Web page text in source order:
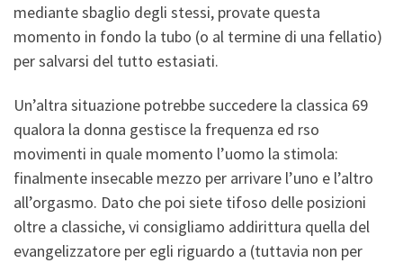
mediante sbaglio degli stessi, provate questa
momento in fondo la tubo (o al termine di una fellatio)
per salvarsi del tutto estasiati.
Un’altra situazione potrebbe succedere la classica 69
qualora la donna gestisce la frequenza ed rso
movimenti in quale momento l’uomo la stimola:
finalmente insecable mezzo per arrivare l’uno e l’altro
all’orgasmo. Dato che poi siete tifoso delle posizioni
oltre a classiche, vi consigliamo addirittura quella del
evangelizzatore per egli riguardo a (tuttavia non per